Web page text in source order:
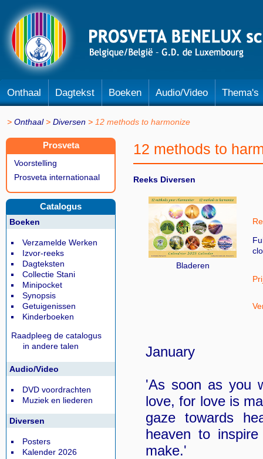
Onthaal Dagtekst Boeken Audio/Video Thema's
Onthaal Diversen 12 methods to harmonize
Prosveta
Voorstelling
Prosveta internationaal
Catalogus
Boeken
Verzamelde Werken
Izvor-reeks
Dagteksten
Collectie Stani
Minipocket
Synopsis
Getuigenissen
Kinderboeken
Raadpleeg de catalogus
in andere talen
Audio/Video
DVD voordrachten
Muziek en liederen
Diversen
Posters
Kalender 2026
12 methods to
Reeks Diversen
Bladeren
January
'As soon as you
love, for love is
gaze towards
heaven to
make.'